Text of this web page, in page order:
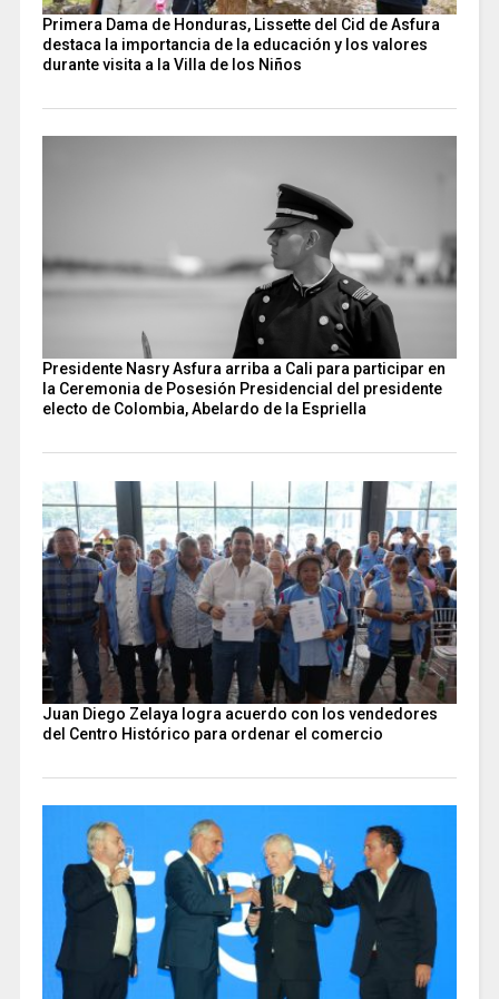
Primera Dama de Honduras, Lissette del Cid de Asfura
destaca la importancia de la educación y los valores
durante visita a la Villa de los Niños
Presidente Nasry Asfura arriba a Cali para participar en
la Ceremonia de Posesión Presidencial del presidente
electo de Colombia, Abelardo de la Espriella
Juan Diego Zelaya logra acuerdo con los vendedores
del Centro Histórico para ordenar el comercio